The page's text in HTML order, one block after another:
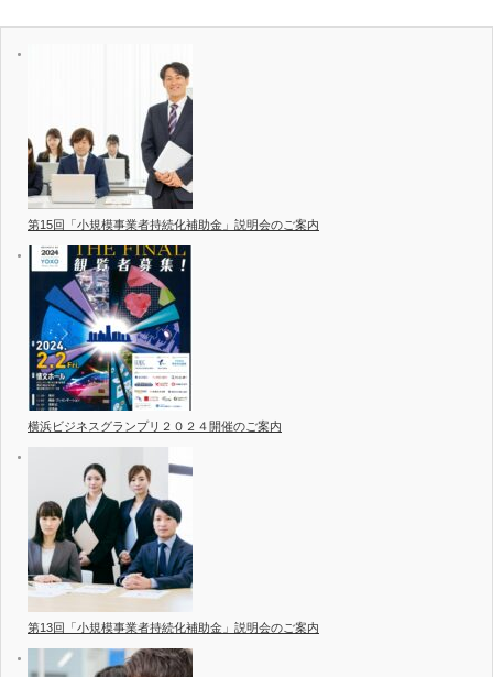
第15回「小規模事業者持続化補助金」説明会のご案内
横浜ビジネスグランプリ２０２４開催のご案内
第13回「小規模事業者持続化補助金」説明会のご案内